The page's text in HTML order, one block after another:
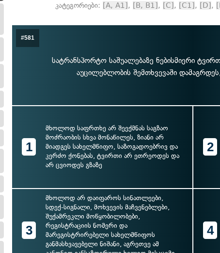
კატეგორიები: [A, A1], [B, B1], [C], [C1], [D],
#581
სატრანსპორტო საშუალებაზე ნებისმიერი
აუცილებლობის შემთხვევაში
1
მხოლოდ საფრთხე არ შეექმნას საგზაო
მოძრაობის სხვა მონაწილეს, ზიანი არ
მიადგეს სახელმწიფო, საზოგადოებრივ და
კერძო ქონებას, ტვირთი არ ეთრეოდეს და
არ ცვიოდეს გზაზე
2
3
მხოლოდ არ დაიფაროს სინათლეები,
სდექ-სიგნალი, მოხვევის მაჩვენებლები,
შუქამრეკლი მოწყობილობები,
რეგისტრაციის ნომერი და
მარეგისტრირებელი სახელმწიფოს
განმასხვავებელი ნიშანი, აგრეთვე ამ
4